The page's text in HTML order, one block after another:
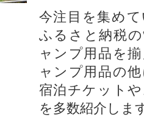
今注目を集め
ふるさと納税
ャンプ用品を
ャンプ用品の
宿泊チケット
を多数紹介しま